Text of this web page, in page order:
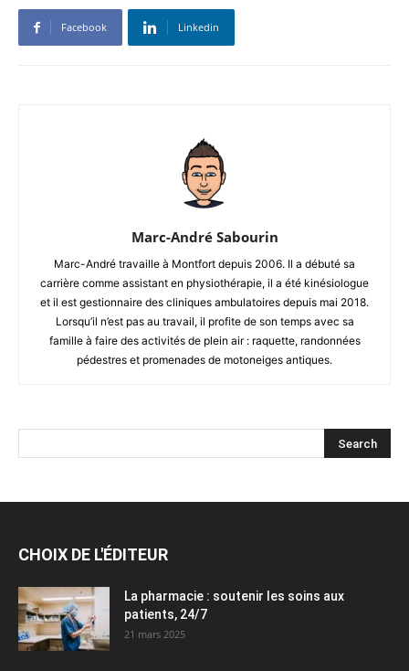
Facebook Linkedin
Marc-André Sabourin
Marc-André travaille à Montfort depuis 2006. Il a débuté sa
carrière comme assistant en physiothérapie, il a été kinésiologue
et il est gestionnaire des cliniques ambulatoires depuis mai 2018.
Lorsqu’il n’est pas au travail, il profite de son temps avec sa
famille à faire des activités de plein air : raquette, randonnées
pédestres et promenades de motoneiges antiques.
CHOIX DE L'ÉDITEUR
La pharmacie : soutenir les soins aux
patients, 24/7
21 mars 2025